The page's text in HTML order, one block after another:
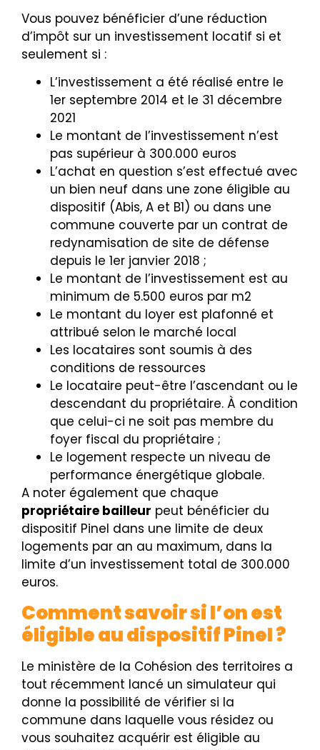
Vous pouvez bénéficier d’une réduction
d’impôt sur un investissement locatif si et
seulement si :
L’investissement a été réalisé entre le
1er septembre 2014 et le 31 décembre
2021
Le montant de l’investissement n’est
pas supérieur à 300.000 euros
L’achat en question s’est effectué avec
un bien neuf dans une zone éligible au
dispositif (Abis, A et B1) ou dans une
commune couverte par un contrat de
redynamisation de site de défense
depuis le 1er janvier 2018 ;
Le montant de l’investissement est au
minimum de 5.500 euros par m2
Le montant du loyer est plafonné et
attribué selon le marché local
Les locataires sont soumis à des
conditions de ressources
Le locataire peut-être l’ascendant ou le
descendant du propriétaire. À condition
que celui-ci ne soit pas membre du
foyer fiscal du propriétaire ;
Le logement respecte un niveau de
performance énergétique globale.
A noter également que chaque
propriétaire bailleur peut bénéficier du
dispositif Pinel dans une limite de deux
logements par an au maximum, dans la
limite d’un investissement total de 300.000
euros.
Comment savoir si l’on est
éligible au dispositif Pinel ?
Le ministère de la Cohésion des territoires a
tout récemment lancé un simulateur qui
donne la possibilité de vérifier si la
commune dans laquelle vous résidez ou
vous souhaitez acquérir est éligible au